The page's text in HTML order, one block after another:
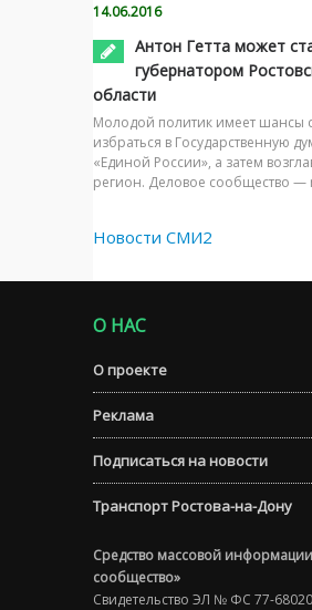
14.06.2016
Антон Гетта может
губернатором
области
Молодой политик имеет шансы
избраться в Государственную
«Единой России», а затем
регион. Деловое сообщество —
Новости СМИ2
О НАС
О проекте
Реклама
Подписаться на новости
Транспорт Ростова-на-Дону
Средство массовой
сообщество»
Свидетельство ЭЛ № ФС 77-